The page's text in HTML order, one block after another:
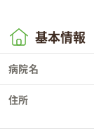
基本情報
病院名
住所